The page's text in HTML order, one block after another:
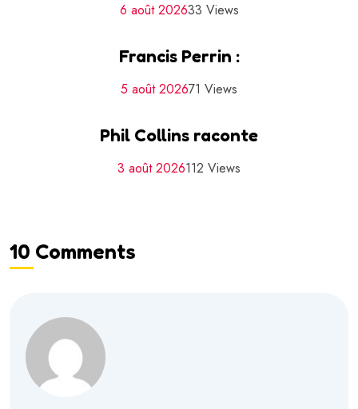
6 août 202633 Views
Francis Perrin :
5 août 202671 Views
Phil Collins raconte
3 août 2026112 Views
10 Comments